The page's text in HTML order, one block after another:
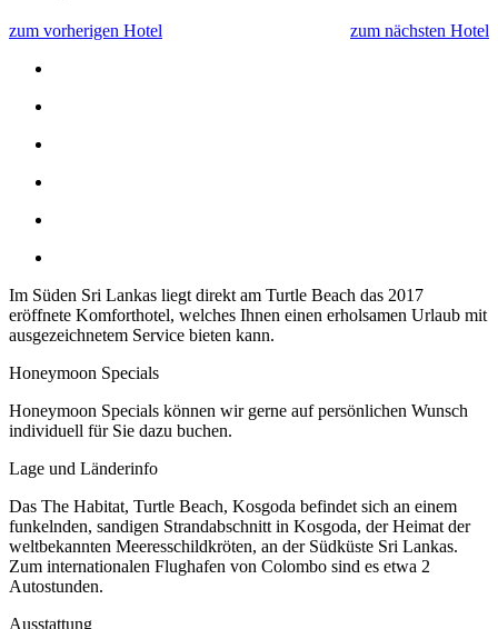
zum vorherigen Hotel zum nächsten Hotel
Im Süden Sri Lankas liegt direkt am Turtle Beach das 2017
eröffnete Komforthotel, welches Ihnen einen erholsamen Urlaub mit
ausgezeichnetem Service bieten kann.
Honeymoon Specials
Honeymoon Specials können wir gerne auf persönlichen Wunsch
individuell für Sie dazu buchen.
Lage und Länderinfo
Das The Habitat, Turtle Beach, Kosgoda befindet sich an einem
funkelnden, sandigen Strandabschnitt in Kosgoda, der Heimat der
weltbekannten Meeresschildkröten, an der Südküste Sri Lankas.
Zum internationalen Flughafen von Colombo sind es etwa 2
Autostunden.
Ausstattung